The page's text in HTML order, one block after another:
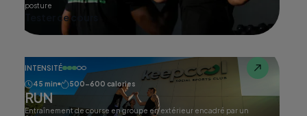
posture
Tester ce cours
INTENSITÉ
45 min
500-600 calories
RUN
Entraînement de course en groupe en extérieur encadré par un